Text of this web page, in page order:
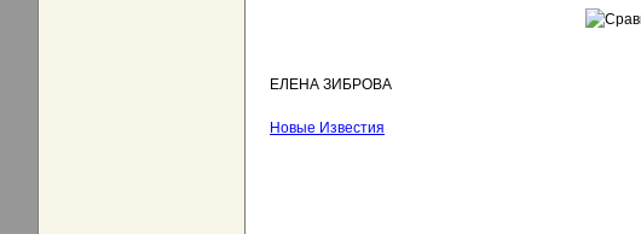
ЕЛЕНА ЗИБРОВА
Новые Известия